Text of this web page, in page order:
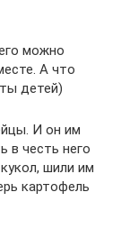
можно
А что
детей)
И он им
в честь него
шили им
картофель